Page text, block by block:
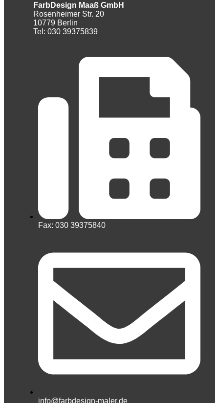
FarbDesign Maaß GmbH
Rosenheimer Str. 20
10779 Berlin
Tel: 030 39375839
Fax: 030 39375840
info@farbdesign-maler.de